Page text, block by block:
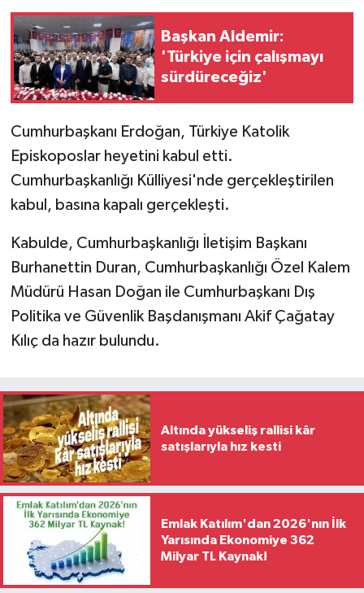
Başkan Aldemir:
'Türkiye için çalışmayı
sürdüreceğiz'
Cumhurbaşkanı Erdoğan, Türkiye Katolik
Episkoposlar heyetini kabul etti.
Cumhurbaşkanlığı Külliyesi'nde gerçekleştirilen
kabul, basına kapalı gerçekleşti.
Kabulde, Cumhurbaşkanlığı İletişim Başkanı
Burhanettin Duran, Cumhurbaşkanlığı Özel Kalem
Müdürü Hasan Doğan ile Cumhurbaşkanı Dış
Politika ve Güvenlik Başdanışmanı Akif Çağatay
Kılıç da hazır bulundu.
Altında yükseliş rallisi kâr
satışlarıyla hız kesti
Emlak Katılım'dan 2026'nın İlk
Yarısında Ekonomiye 362
Milyar TL Kaynak!